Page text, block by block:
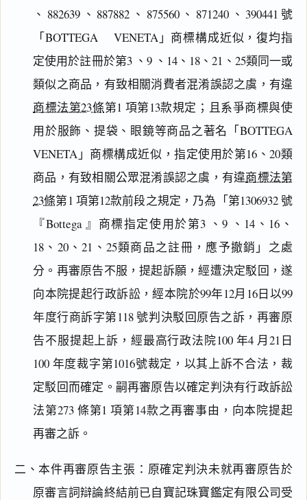
、882639、887882、875560、871240、390441號
「BOTTEGA VENETA」商標構成近似，復均指
定使用於註冊於第3 、9 、14、18、21、25類同一或
類似之商品，有致相關消費者混淆誤認之虞，有違
商標法第23條第1 項第13款規定；且系爭商標與使
用於服飾、提袋、眼鏡等商品之著名「BOTTEGA
VENETA」商標構成近似，指定使用於第16、20類
商品，有致相關公眾混淆誤認之虞，有違商標法第
23條第1 項第12款前段之規定，乃為「第1306932 號
『Bottega 』商標指定使用於第3 、9 、14、16、
18、20、21、25類商品之註冊，應予撤銷」之處
分。再審原告不服，提起訴願，經遭決定駁回，遂
向本院提起行政訴訟，經本院於99年12月16日以99
年度行商訴字第118 號判決駁回原告之訴，再審原
告不服提起上訴，經最高行政法院100 年4 月21日
100 年度裁字第1016號裁定，以其上訴不合法，裁
定駁回而確定。嗣再審原告以確定判決有行政訴訟
法第273 條第1 項第14款之再審事由，向本院提起
再審之訴。
二、本件再審原告主張：原確定判決未就再審原告於
原審言詞辯論終結前已自寶記珠寶鑑定有限公司受